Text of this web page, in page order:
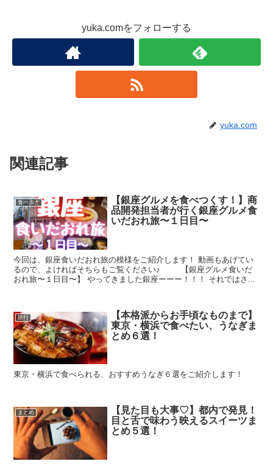
yuka.comをフォローする
yuka.com
関連記事
食べ歩き
【銀座グルメを食べつくす！】商
品開発担当者が行く銀座グルメ食
いだおれ旅〜１日目〜
今回は、銀座食いだおれ旅の模様をご紹介します！ 動画もあげてい
るので、よければそちらもご覧ください♪ 【銀座グルメ食いだ
おれ旅〜１日目〜】 やってきました銀座ーーー！！！ それではさ...
旅行
【本格派からお手頃なものまで】
東京・横浜で食べたい、うなぎま
とめ６選！
東京・横浜で食べられる、おすすめうなぎ６選をご紹介します！
まとめ
【見た目も大事♡】都内で発見！
目と舌で味わう映えるスイーツま
とめ５選！